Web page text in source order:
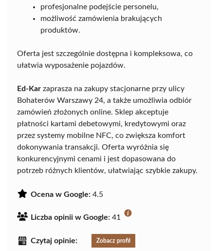
profesjonalne podejście personelu,
możliwość zamówienia brakujących
produktów.
Oferta jest szczególnie dostępna i kompleksowa, co
ułatwia wyposażenie pojazdów.
Ed-Kar zaprasza na zakupy stacjonarne przy ulicy
Bohaterów Warszawy 24, a także umożliwia odbiór
zamówień złożonych online. Sklep akceptuje
płatności kartami debetowymi, kredytowymi oraz
przez systemy mobilne NFC, co zwiększa komfort
dokonywania transakcji. Oferta wyróżnia się
konkurencyjnymi cenami i jest dopasowana do
potrzeb różnych klientów, ułatwiając szybkie zakupy.
Ocena w Google: 4.5
Liczba opinii w Google: 41
Czytaj opinie: Zobacz profil